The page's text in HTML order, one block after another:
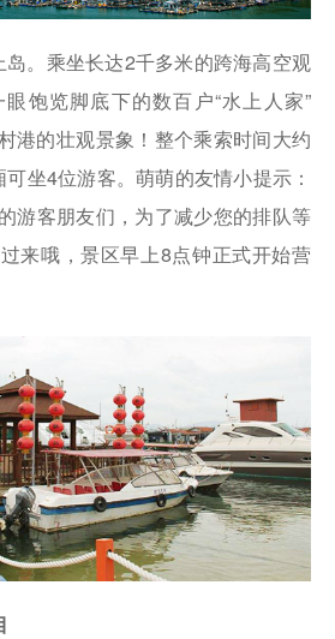
。乘坐长达2千多米的跨海高空观
饱览脚底下的数百户“水上人家”
的壮观景象！整个乘索时间大约
坐4位游客。萌萌的友情小提示：
游客朋友们，为了减少您的排队等
来哦，景区早上8点钟正式开始营